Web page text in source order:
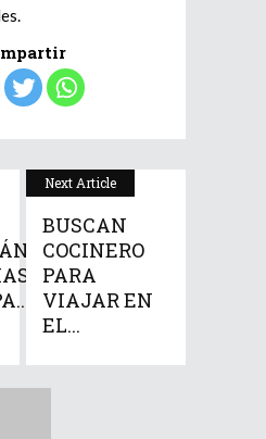
Next Article
BUSCAN
COCINERO
PARA
VIAJAR EN
EL...